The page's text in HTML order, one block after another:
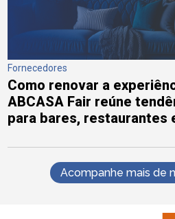
Fornecedores
Como renovar a
ABCASA Fair reúne
para bares, restaurantes
Acompanhe mais de